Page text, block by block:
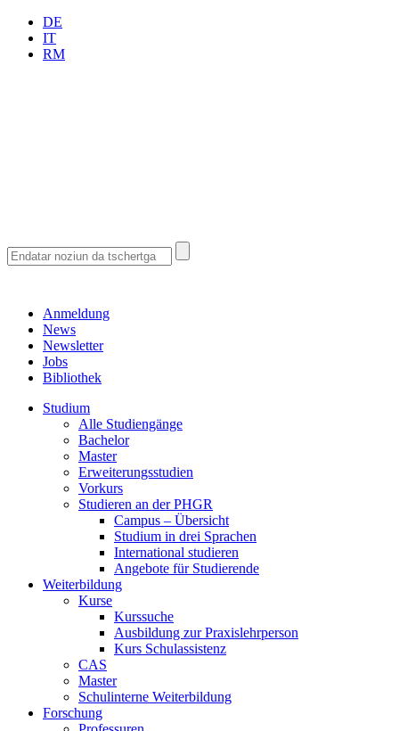
DE
IT
RM
Anmeldung
News
Newsletter
Jobs
Bibliothek
Studium
Alle Studiengänge
Bachelor
Master
Erweiterungsstudien
Vorkurs
Studieren an der PHGR
Campus – Übersicht
Studium in drei Sprachen
International studieren
Angebote für Studierende
Weiterbildung
Kurse
Kurssuche
Ausbildung zur Praxislehrperson
Kurs Schulassistenz
CAS
Master
Schulinterne Weiterbildung
Forschung